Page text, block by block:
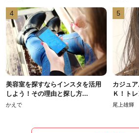
4
美容室を探すならインスタを活用
しよう！その理由と探し方...
かえで
5
カジュ
Ｋ！ト
尾上雄輝